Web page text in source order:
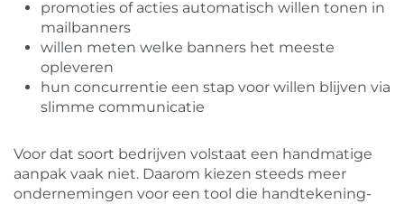
promoties of acties automatisch willen tonen in
mailbanners
willen meten welke banners het meeste
opleveren
hun concurrentie een stap voor willen blijven via
slimme communicatie
Voor dat soort bedrijven volstaat een handmatige
aanpak vaak niet. Daarom kiezen steeds meer
ondernemingen voor een tool die handtekening-